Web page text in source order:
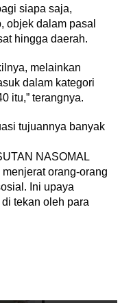
siapa saja,
objek dalam pasal
hingga daerah.
melainkan
dalam kategori
itu,” terangnya.
tujuannya banyak
NASOMAL
orang-orang
Ini upaya
tekan oleh para